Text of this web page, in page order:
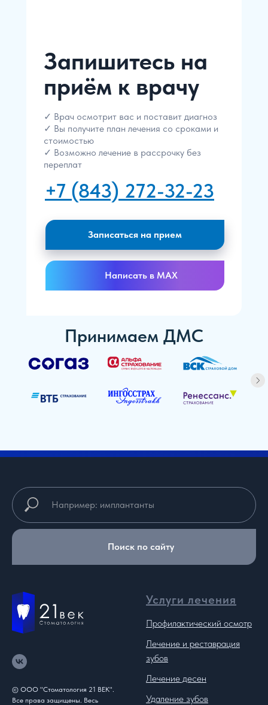
Запишитесь на
приём к врачу
✓ Врач осмотрит вас и поставит диагноз
✓ Вы получите план лечения со сроками и
стоимостью
✓ Возможно лечение в рассрочку без
переплат
+7 (843) 272-32-23
Записаться на прием
Написать в MAX
Принимаем ДМС
Поиск по сайту
© ООО "Стоматология 21 ВЕК".
Все права защищены. Весь
Услуги лечения
Профилактический осмотр
Лечение и реставрация
зубов
Лечение десен
Удаление зубов